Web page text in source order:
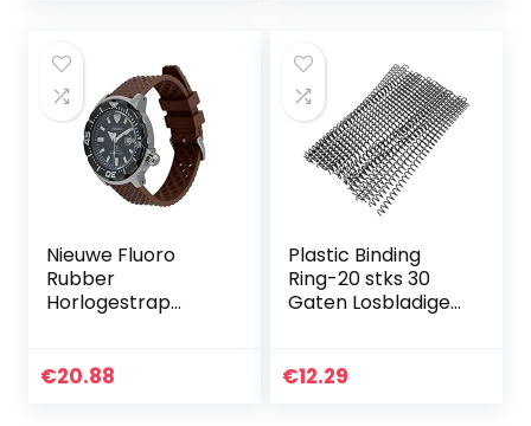
voor…
Nieuwe Fluoro
Rubber
Horlogestrap
Horlogeband voor
€20.88
Plastic Binding
Ring-20 stks 30
Gaten Losbladige
Ringen Voor A4
€12.29